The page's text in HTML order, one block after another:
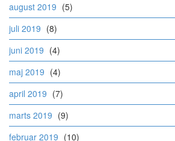
august 2019 (5)
juli 2019 (8)
juni 2019 (4)
maj 2019 (4)
april 2019 (7)
marts 2019 (9)
februar 2019 (10)